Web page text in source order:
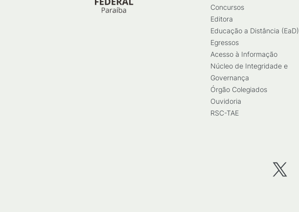
Concursos
Editora
Educação a Distância (EaD)
Egressos
Acesso à Informação
Núcleo de Integridade e
Governança
Órgão Colegiados
Ouvidoria
RSC-TAE